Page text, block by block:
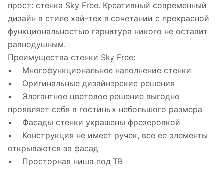
прост: стенка Sky Free. Креативный современный
дизайн в стиле хай-тек в сочетании с прекрасной
функциональностью гарнитура никого не оставит
равнодушным.
Преимущества стенки Sky Free:
• Многофункциональное наполнение стенки
• Оригинальные дизайнерские решения
• Элегантное цветовое решение выгодно
проявляет себя в гостиных небольшого размера
• Фасады стенки украшены фрезеровкой
• Конструкция не имеет ручек, все ее элементы
открываются за фасад
• Просторная ниша под ТВ